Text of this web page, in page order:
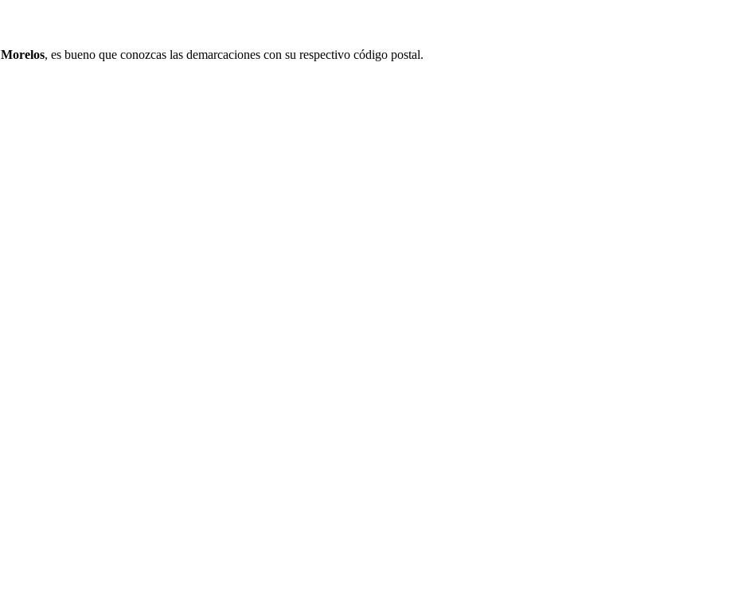
Morelos, es bueno que conozcas las demarcaciones con su respectivo código postal.